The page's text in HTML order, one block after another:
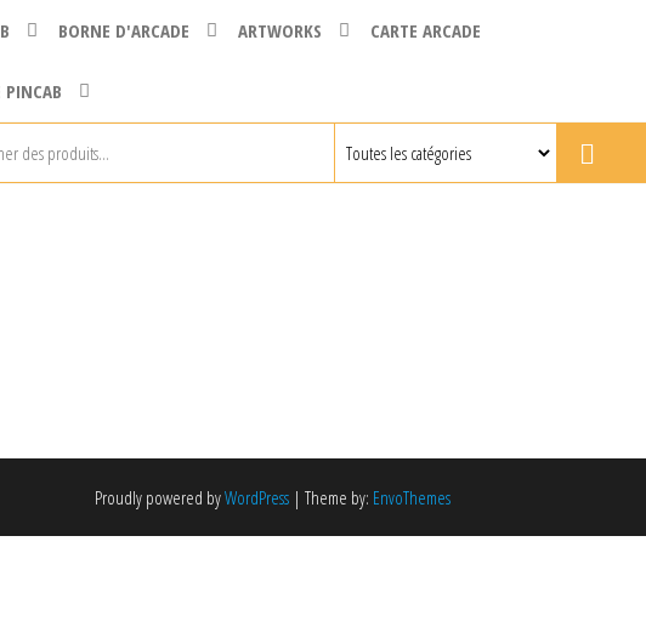
BORNE D'ARCADE ARTWORKS CARTE ARCADE
PINCAB
Proudly powered byWordPress | Theme by: EnvoThemes